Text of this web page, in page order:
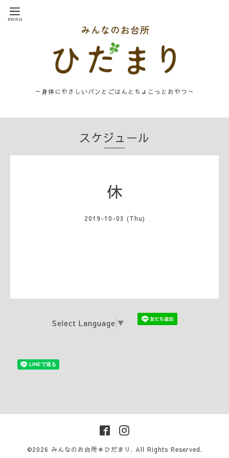
～身体にやさしいパンとごはんとちょこっとおやつ～
スケジュール
休
2019-10-03 (Thu)
Select Language ▼
©2026 みんなのお台所＊ひだまり . All Rights Reserved.